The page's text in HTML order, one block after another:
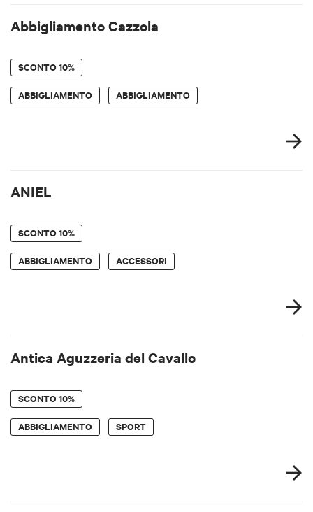
Abbigliamento Cazzola
SCONTO10%
ABBIGLIAMENTO ABBIGLIAMENTO
ANIEL
SCONTO10%
ABBIGLIAMENTO ACCESSORI
Antica Aguzzeria del Cavallo
SCONTO10%
ABBIGLIAMENTO SPORT